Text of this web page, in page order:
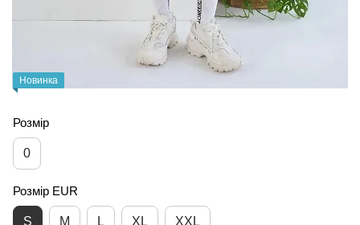
Новинка
Розмір
0
Розмір EUR
S M L XL XXL